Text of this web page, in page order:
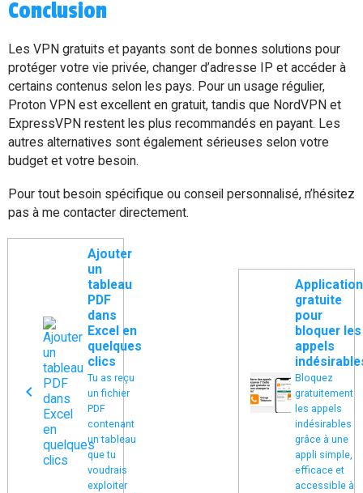
Conclusion
Les VPN gratuits et payants sont de bonnes solutions pour
protéger votre vie privée, changer d’adresse IP et accéder à
certains contenus selon les pays. Pour un usage régulier,
Proton VPN est excellent en gratuit, tandis que NordVPN et
ExpressVPN restent les plus recommandés en payant. Les
autres alternatives sont également sérieuses selon votre
budget et votre besoin.
Pour tout besoin spécifique ou conseil personnalisé, n’hésitez
pas à me contacter directement.
Ajouter
un
tableau
PDF
dans
Excel en
quelques
clics
Tu as reçu
un fichier
PDF
contenant
un tableau
que tu
voudrais
exploiter
Application
gratuite
pour
bloquer les
appels
Bloquez
gratuitement
les appels
indésirables
grâce à une
appli simple,
efficace et
accessible à